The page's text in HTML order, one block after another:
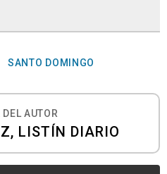
SANTO DOMINGO
AUTOR
LISTÍN DIARIO